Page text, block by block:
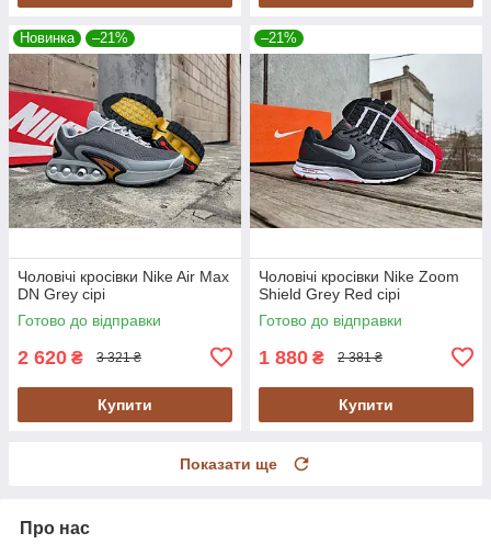
Новинка –21%
Чоловічі кросівки Nike Air Max
DN Grey сірі
Готово до відправки
2 620 ₴ 3 321 ₴
Купити
–21%
Чоловічі кросівки Nike Zoom
Shield Grey Red сірі
Готово до відправки
1 880 ₴ 2 381 ₴
Купити
Показати ще
Про нас